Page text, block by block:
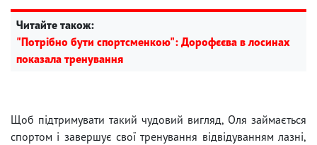
Читайте також:
"Потрібно бути спортсменкою": Дорофєєва в лосинах
показала тренування
Щоб підтримувати такий чудовий вигляд, Оля займається
спортом і завершує свої тренування відвідуванням лазні,